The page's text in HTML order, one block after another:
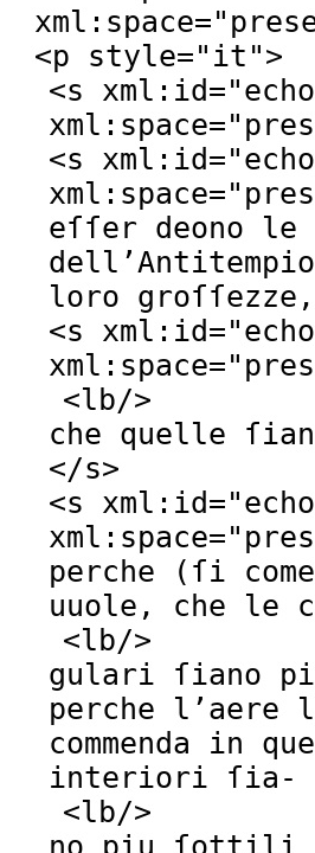
xml:space="
<p style=" it ">
<s xml:id="
xml:space="
<s xml:id="
xml:space="
eſſer deono
loro
<s xml:id="
xml:space="
<lb/>
che quelle
</s>
<s xml:id="
xml:space="
perche (ſi
uuole, che le
<lb/>
gulari ſiano
perche
commenda in
interiori ſia-
<lb/>